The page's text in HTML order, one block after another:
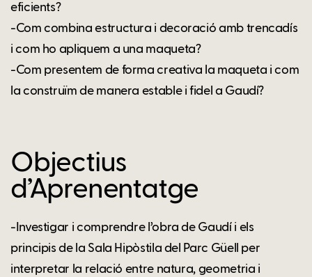
eficients?
-Com combina estructura i decoració amb trencadís
i com ho apliquem a una maqueta?
-Com presentem de forma creativa la maqueta i com
la construïm de manera estable i fidel a Gaudí?
Objectius
d’Aprenentatge
-Investigar i comprendre l’obra de Gaudí i els
principis de la Sala Hipòstila del Parc Güell per
interpretar la relació entre natura, geometria i